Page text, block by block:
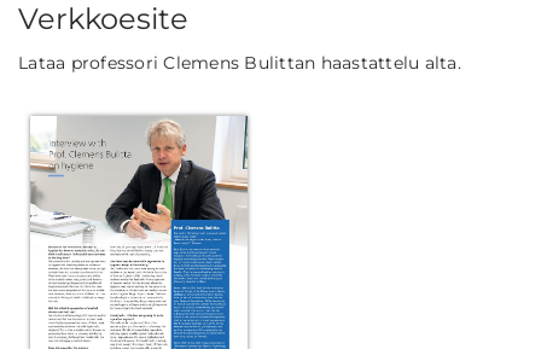
Verkkoesite
Lataa professori Clemens Bulittan haastattelu alta.